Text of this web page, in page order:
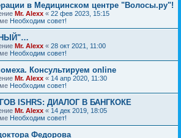
в Медицинском центре "Волосы.ру"!
Mr. Alexx « 22 фев 2023, 15:15
Необходим совет!
Mr. Alexx « 28 окт 2021, 11:00
Необходим совет!
Консультируем online
Mr. Alexx « 14 апр 2020, 11:30
Необходим совет!
ISHRS: ДИАЛОГ В БАНГКОКЕ
Mr. Alexx « 14 дек 2019, 18:05
Необходим совет!
Федорова